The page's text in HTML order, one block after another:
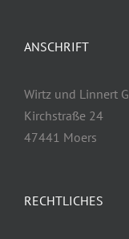
RECHTLICHES
ANSCHRIFT
Wirtz und Linnert
Kirchstraße 24
47441 Moers